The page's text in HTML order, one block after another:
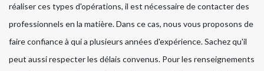
réaliser ces types d'opérations, il est nécessaire de contacter des
professionnels en la matière. Dans ce cas, nous vous proposons de
faire confiance à qui a plusieurs années d'expérience. Sachez qu'il
peut aussi respecter les délais convenus. Pour les renseignements